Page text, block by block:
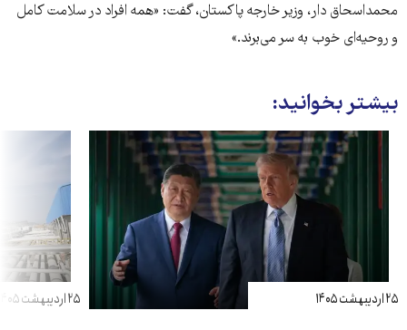
محمداسحاق دار، وزیر خارجه پاکستان، گفت: «همه افراد در سلامت کامل
و روحیه‌ای خوب به سر می‌برند.»
بیشتر بخوانید:
۲۵ اردیبهشت ۱۴۰۵ ۲۵ اردیبهشت ۱۴۰۵